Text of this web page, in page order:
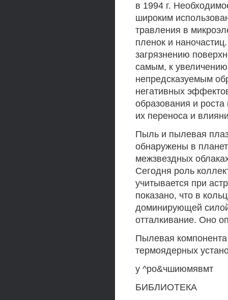
в 1994 г.
широким
травления в
пленок и
загрязнению
самым, к
непредсказуемым
негативных
образования и
их переноса и
Пыль и пылевая
обнаружены в
межзвездных
Сегодня роль
учитывается при
показано, что в
доминирующей силой
отталкивание. Оно
Пылевая компонента
термоядерных
у ^ро&чшиюмявмт
БИБЛИОТЕКА